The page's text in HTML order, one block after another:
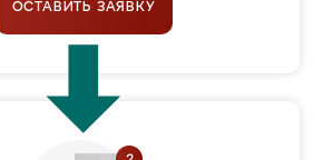
ОСТАВИТЬ ЗАЯВКУ